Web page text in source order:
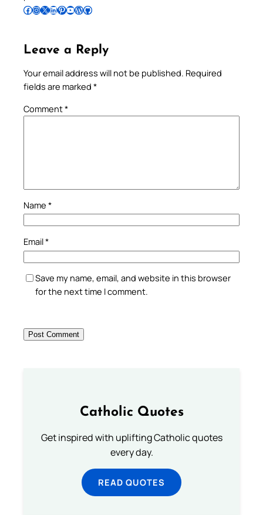
Follow Pradeep on Facebook Follow Pradeep on InstagramFollow Pradeep on X Follow Pradeep on LinkedIn Follow Pradeep on Pinterest Subscribe to Pradeep’s Youtube Channel Follow Pradeep on WordPress Follow Pradeep on GitHub
Leave a Reply
Your email address will not be published. Required
fields are marked *
Comment*
Name *
Email*
Save my name, email, and website in this browser
for the next time I comment.
Catholic Quotes
Get inspired with uplifting Catholic quotes
every day.
READ QUOTES